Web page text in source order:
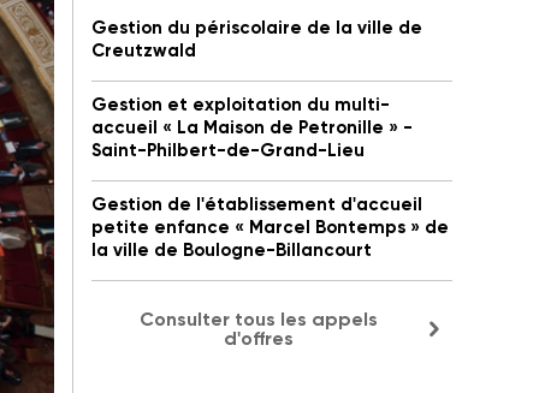
Gestion du périscolaire de la ville de
Creutzwald
Gestion et exploitation du multi-
accueil « La Maison de Petronille » -
Saint-Philbert-de-Grand-Lieu
Gestion de l'établissement d'accueil
petite enfance « Marcel Bontemps » de
la ville de Boulogne-Billancourt
Consulter tous les appels
d'offres